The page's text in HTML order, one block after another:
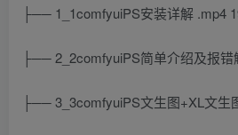
├── 1_1comfyuiPS安装详解 .mp4
├── 2_2comfyuiPS简单介绍及报错
├── 3_3comfyuiPS文生图+XL文生